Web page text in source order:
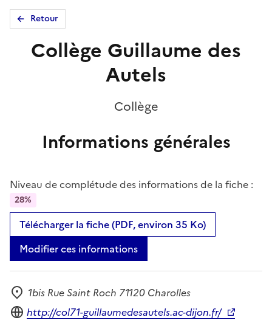
Retour
Collège Guillaume des
Autels
Collège
Informations générales
Niveau de complétude des informations de la fiche :
28%
Télécharger la fiche (PDF, environ 35 Ko)
Modifier ces informations
Adresse
1bis Rue Saint Roch 71120 Charolles
Site internet
http://col71-guillaumedesautels.ac-dijon.fr/